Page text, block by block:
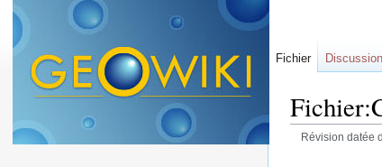
Révision datée
Fichier Discussion